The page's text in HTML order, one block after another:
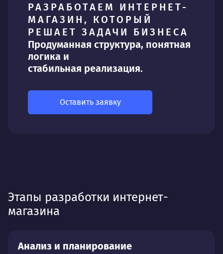
РАЗРАБОТАЕМ ИНТЕРНЕТ-
МАГАЗИН, КОТОРЫЙ
РЕШАЕТ ЗАДАЧИ БИЗНЕСА
Продуманная структура, понятная
логика и
стабильная реализация.
Оставить заявку
Этапы разработки интернет-
магазина
Анализ и планирование